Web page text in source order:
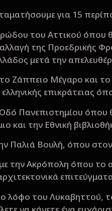
για 15
του Αττικού
της Προεδρικής
μετά την
Ζάππειο Μέγαρο και
επικράτειας
Πανεπιστημίου
και την Εθνική
Παλιά Βουλή, όπου
την Ακρόπολη όπου το
λόφο του Λυκαβηττού,